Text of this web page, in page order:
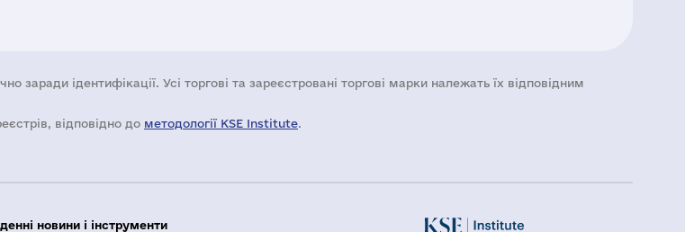
заради ідентифікації. Усі торгові та зареєстровані торгові марки належать їх відповідним
відповідно до методології KSE Institute.
новини і інструменти